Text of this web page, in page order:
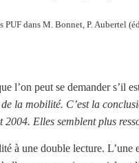
dans M. Bonnet, P. Aubertel
peut se demander s’il
de la mobilité. C’est la
Elles semblent plus
à une double lecture. L’une